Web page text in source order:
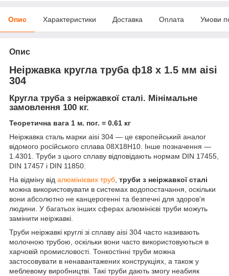
Опис Характеристики Доставка Оплата Умови
Опис
Неіржавка кругла труба ф18 х 1.5 мм aisi
304
Кругла труба з неіржавкої сталі. Мінімальне
замовлення 100 кг.
Теоретична вага 1 м. пог. = 0.61 кг
Неіржавка сталь марки aisi 304 — це європейський аналог
відомого російського сплава 08Х18Н10. Інше позначення —
1.4301. Труби з цього сплаву відповідають нормам DIN 17455,
DIN 17457 і DIN 11850.
На відміну від алюмінієвих труб, труби з неіржавкої сталі
можна використовувати в системах водопостачання, оскільки
вони абсолютно не канцерогенні та безпечні для здоров'я
людини. У багатьох інших сферах алюмінієві труби можуть
замінити неіржавкі.
Труби неіржавкі круглі зі сплаву aisi 304 часто називають
молочною трубою, оскільки вони часто використовуються в
харчовій промисловості. Тонкостінні труби можна
застосовувати в ненавантажених конструкціях, а також у
меблевому виробництві. Такі труби дають змогу неабияк